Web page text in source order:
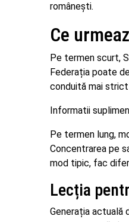
românești.
Ce
Pe termen scurt,
Federația poate
conduită mai
Informatii
Pe termen lung,
Concentrarea pe
mod tipic, fac
Lecția
Generația actuală